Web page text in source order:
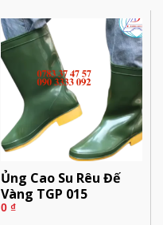
Ủng Cao Su Rêu Đế
Vàng TGP 015
0 ₫